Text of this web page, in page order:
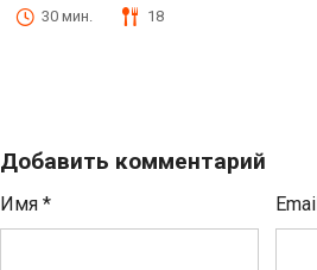
30 мин. 18
Добавить комментарий
Имя *